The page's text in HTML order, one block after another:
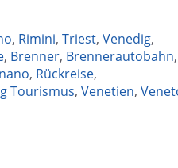
, Rimini, Triest, Venedig,
, Brenner, Brennerautobahn,
, Rückreise,
Tourismus, Venetien,